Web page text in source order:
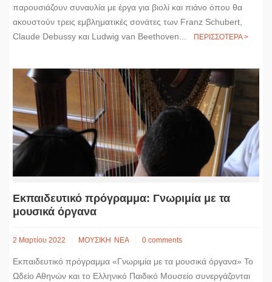
παρουσιάζουν συναυλία με έργα για βιολί και πιάνο όπου θα
ακουστούν τρεις εμβληματικές σονάτες των Franz Schubert,
Claude Debussy και Ludwig van Beethoven...
ΠΕΡΙΣΣΟΤΕΡΑ >
Εκπαιδευτικό πρόγραμμα: Γνωριμία με τα
μουσικά όργανα
2 Μαρτίου 2022 ΜΟΥΣΙΚΗ ΝΕΑ 0 comments
Εκπαιδευτικό πρόγραμμα «Γνωριμία με τα μουσικά όργανα» Το
Ωδείο Αθηνών και το Ελληνικό Παιδικό Μουσείο συνεργάζονται